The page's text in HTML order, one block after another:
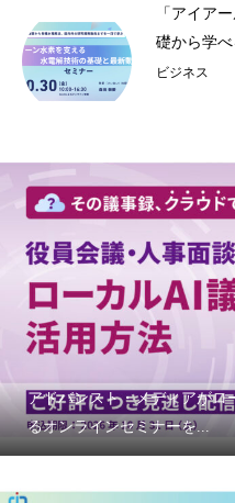
「アイア
礎から学
ビジネス
アドバンスト・メディアが
るオンラインセミナーを...